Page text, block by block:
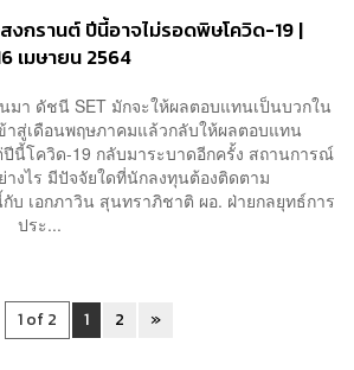
งกรานต์ ปีนี้อาจไม่รอดพิษโควิด-19 |
เมษายน 2564
มา ดัชนี SET มักจะให้ผลตอบแทนเป็นบวกใน
าสู่เดือนพฤษภาคมแล้วกลับให้ผลตอบแทน
นี้โควิด-19 กลับมาระบาดอีกครั้ง สถานการณ์
างไร มีปัจจัยใดที่นักลงทุนต้องติดตาม
บ เอกภาวิน สุนทราภิชาติ ผอ. ฝ่ายกลยุทธ์การ
ประ...
1 of 2 1 2 »